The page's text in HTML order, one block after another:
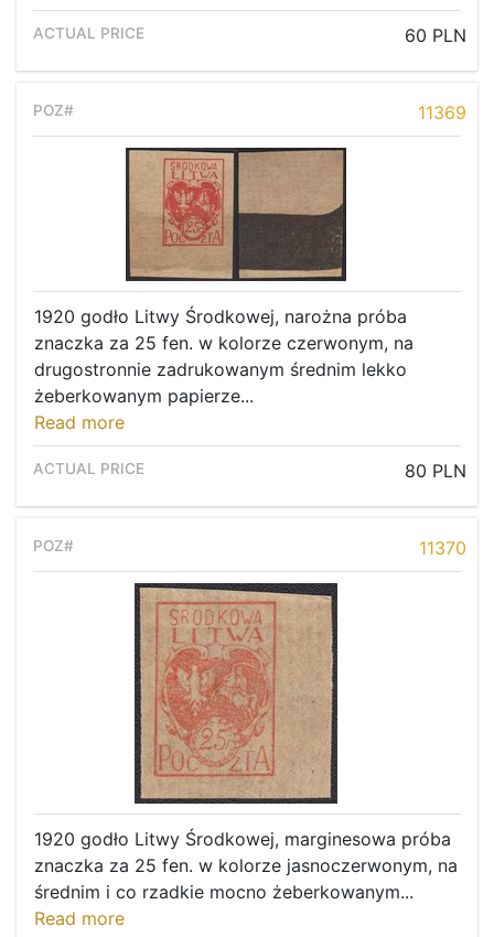
60 PLN
11369
1920 godło Litwy Środkowej, narożna próba
znaczka za 25 fen. w kolorze czerwonym, na
drugostronnie zadrukowanym średnim lekko
żeberkowanym papierze...
Read more
80 PLN
11370
1920 godło Litwy Środkowej, marginesowa próba
znaczka za 25 fen. w kolorze jasnoczerwonym, na
średnim i co rzadkie mocno żeberkowanym...
Read more